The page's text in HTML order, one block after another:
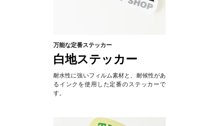
万能な定番ステッカー
白地ステッカー
耐水性に強いフィルム素材と、耐候性があ
るインクを使用した定番のステッカーで
す。